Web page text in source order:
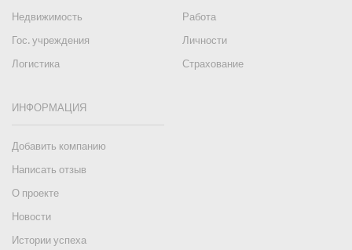
Недвижимость
Работа
Гос. учреждения
Личности
Логистика
Страхование
ИНФОРМАЦИЯ
Добавить компанию
Написать отзыв
О проекте
Новости
Истории успеха